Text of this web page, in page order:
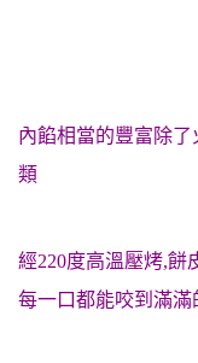
內餡相當的豐富除
類
經220度高溫壓烤,餅
每一口都能咬到滿